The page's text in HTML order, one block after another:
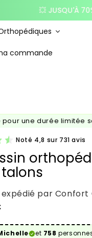
💥 JUSQU'À 70% DE
commande
une durée limitée
Noté 4,8 sur 731 avis
par
et 758